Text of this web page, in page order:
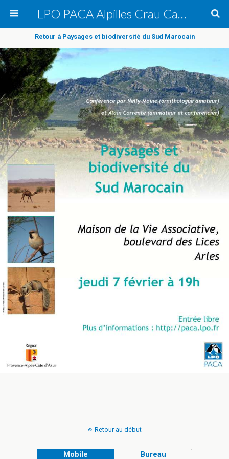
LPO PACA Alpilles Crau Camargue, groupe local
Retour à Paysages et biodiversité du Sud Marocain
Retour au début
Mobile Bureau